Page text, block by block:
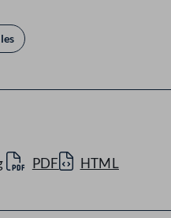
PDF HTML